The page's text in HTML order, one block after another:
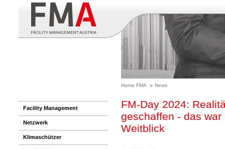
Home FMA News
Facility Management
Netzwerk
Klimaschützer
FM-Day 2024:
geschaffen - das
Weitblick